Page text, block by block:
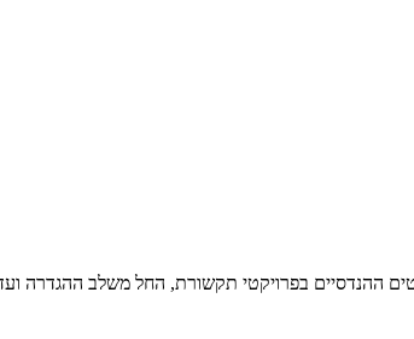
ההנדסיים בפרויקטי תקשורת, החל משלב ההגדרה